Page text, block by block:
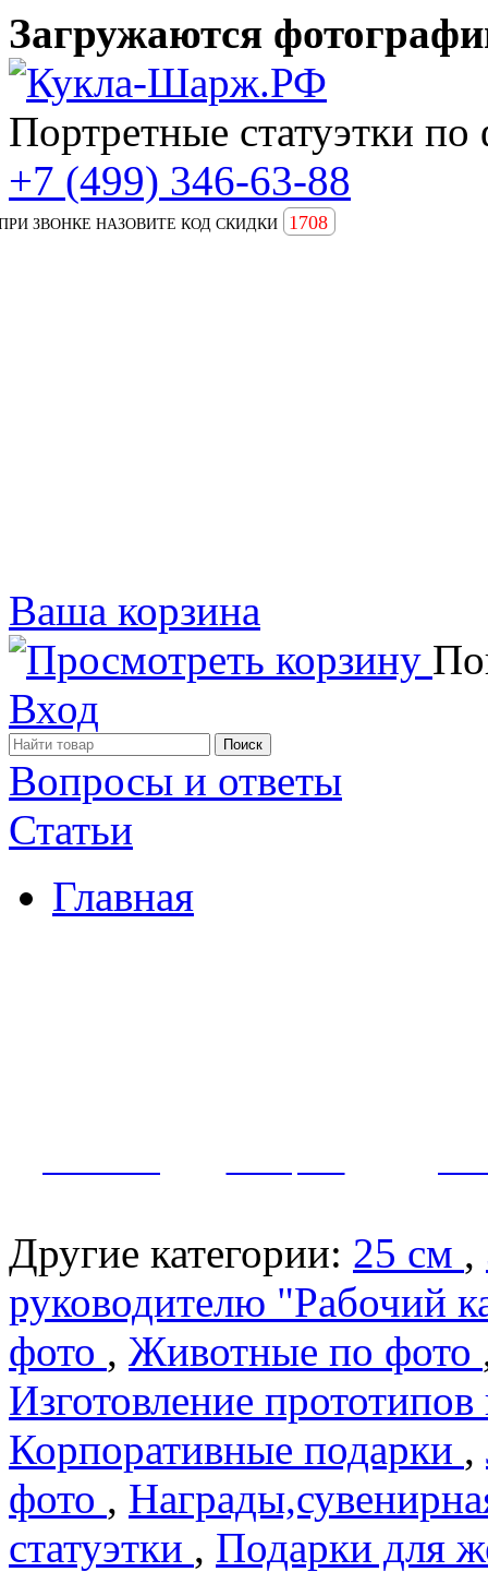
Загружаются
Портретные статуэтки по
+7 (499) 346-63-88
ЗВОНКЕ НАЗОВИТЕ КОД СКИДКИ 1708
Ваша корзина
Вход
Вопросы и ответы
Статьи
Главная
Другие категории: 25 см ,
руководителю "Рабочий
фото , Животные по фото
Изготовление
Корпоративные подарки ,
фото ,
статуэтки , Подарки для